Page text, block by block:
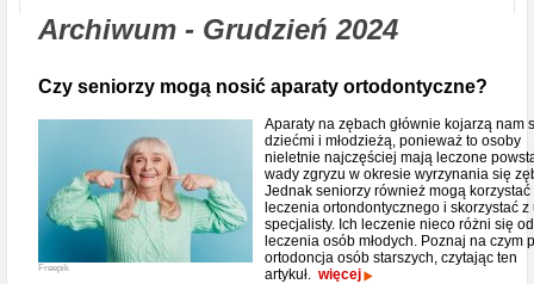
Archiwum - Grudzień 2024
Czy seniorzy mogą nosić aparaty ortodontyczne?
Freepik
Aparaty na zębach głównie kojarzą nam
dziećmi i młodzieżą, ponieważ to osoby
nieletnie najczęściej mają leczone
wady zgryzu w okresie wyrzynania się
Jednak seniorzy również mogą korzystać
leczenia ortondontycznego i skorzystać z
specjalisty. Ich leczenie nieco różni się od
leczenia osób młodych. Poznaj na czym
ortodoncja osób starszych, czytając ten
artykuł. więcej